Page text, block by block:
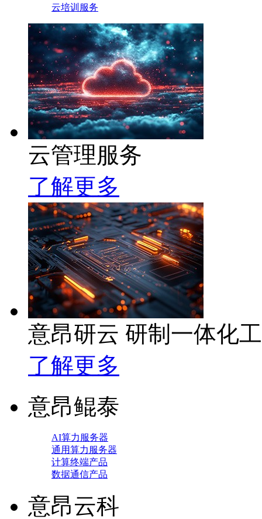
云培训服务
云管理服务
了解更多
意昂研云 研制一体化
了解更多
意昂鲲泰
AI算力服务器
通用算力服务器
计算终端产品
数据通信产品
意昂云科